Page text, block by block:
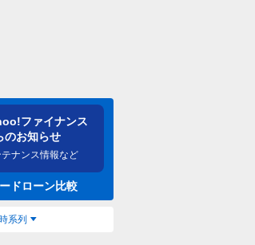
ファイナンス
のお知らせ
テナンス情報など
ドローン比較
系列